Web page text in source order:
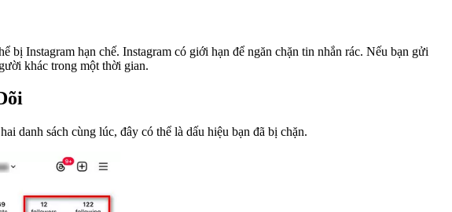
Instagram hạn chế. Instagram có giới hạn để ngăn chặn tin nhắn rác. Nếu bạn gửi
khác trong một thời gian.
danh sách cùng lúc, đây có thể là dấu hiệu bạn đã bị chặn.